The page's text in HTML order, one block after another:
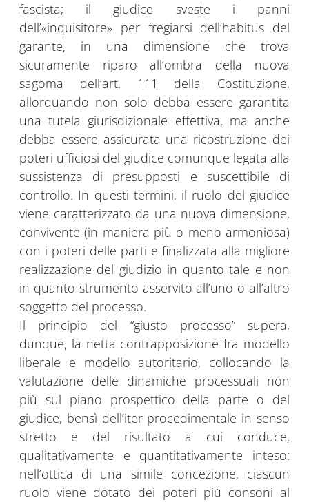
fascista; il giudice sveste i panni
dell’«inquisitore» per fregiarsi dell’habitus del
garante, in una dimensione che trova
sicuramente riparo all’ombra della nuova
sagoma dell’art. 111 della Costituzione,
allorquando non solo debba essere garantita
una tutela giurisdizionale effettiva, ma anche
debba essere assicurata una ricostruzione dei
poteri ufficiosi del giudice comunque legata alla
sussistenza di presupposti e suscettibile di
controllo. In questi termini, il ruolo del giudice
viene caratterizzato da una nuova dimensione,
convivente (in maniera più o meno armoniosa)
con i poteri delle parti e finalizzata alla migliore
realizzazione del giudizio in quanto tale e non
in quanto strumento asservito all’uno o all’altro
soggetto del processo.
Il principio del “giusto processo” supera,
dunque, la netta contrapposizione fra modello
liberale e modello autoritario, collocando la
valutazione delle dinamiche processuali non
più sul piano prospettico della parte o del
giudice, bensì dell’iter procedimentale in senso
stretto e del risultato a cui conduce,
qualitativamente e quantitativamente inteso:
nell’ottica di una simile concezione, ciascun
ruolo viene dotato dei poteri più consoni al